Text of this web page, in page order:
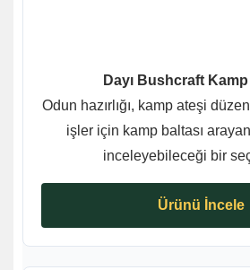
Dayı Bushcraft Kamp
Odun hazırlığı, kamp ateşi
işler için kamp baltası arayan
inceleyebileceği bir
Ürünü İncele